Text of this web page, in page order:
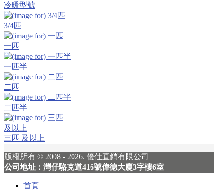
冷暖型號
3/4匹
一匹
一匹半
二匹
二匹半
三匹 及以上
版權所有 © 2008 - 2026. 優仕直銷有限公司
公司地址：灣仔駱克道416號偉德大廈3字樓6室
首頁